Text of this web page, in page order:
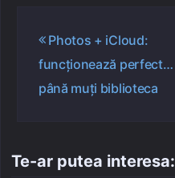
Navigare
articole
Photos + iCloud:
funcționează perfect…
până muți biblioteca
Te-ar putea interesa: